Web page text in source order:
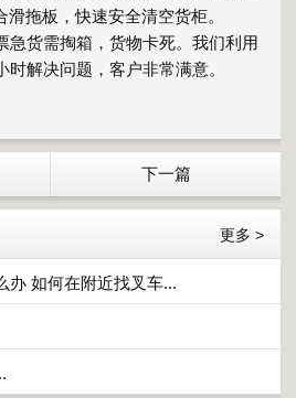
拖板，快速安全清空货柜。
急货需掏箱，货物卡死。我们利用
解决问题，客户非常满意。
下一篇
更多 >
办 如何在附近找叉车...